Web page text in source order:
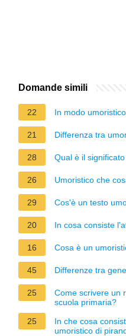
Domande simili
22 In modo
21 Differenza tra
28 Qual è il
26 Umoristico che
29 Cos'è un testo
20 In cosa consiste
16 Cosa è un
45 Differenze tra
25
Come scrivere un
scuola primaria?
25
In che cosa
umoristico di